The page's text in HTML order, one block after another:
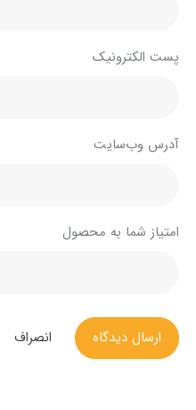
پست الکترونیک
آدرس وب‌سایت
امتیاز شما به محصول
ارسال دیدگاه انصراف